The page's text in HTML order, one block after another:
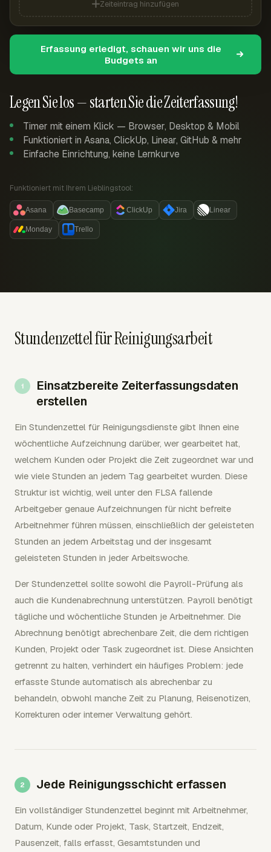
Legen Sie los — starten Sie die Zeiterfassung!
Timer mit einem Klick — Browser, Desktop & Mobil
Funktioniert in Asana, ClickUp, Linear, GitHub & mehr
Einfache Einrichtung, keine Lernkurve
Funktioniert mit Ihrem Lieblingstool:
Asana Basecamp ClickUp Jira Linear
Monday Trello
Zeiteintrag hinzufügen
Erfassung erledigt, schauen wir uns die
Budgets an
Stundenzettel für Reinigungsarbeit
Einsatzbereite Zeiterfassungsdaten
erstellen
Ein Stundenzettel für Reinigungsdienste gibt Ihnen eine
wöchentliche Aufzeichnung darüber, wer gearbeitet hat,
welchem Kunden oder Projekt die Zeit zugeordnet war und
wie viele Stunden an jedem Tag gearbeitet wurden. Diese
Struktur ist wichtig, weil unter den FLSA fallende
Arbeitgeber genaue Aufzeichnungen für nicht befreite
Arbeitnehmer führen müssen, einschließlich der geleisteten
Stunden an jedem Arbeitstag und der insgesamt
geleisteten Stunden in jeder Arbeitswoche.
Der Stundenzettel sollte sowohl die Payroll-Prüfung als
auch die Kundenabrechnung unterstützen. Payroll benötigt
tägliche und wöchentliche Stunden je Arbeitnehmer. Die
Abrechnung benötigt abrechenbare Zeit, die dem richtigen
Kunden, Projekt oder Task zugeordnet ist. Diese Ansichten
getrennt zu halten, verhindert ein häufiges Problem: jede
erfasste Stunde automatisch als abrechenbar zu
behandeln, obwohl manche Zeit zu Planung, Reisenotizen,
Korrekturen oder interner Verwaltung gehört.
Jede Reinigungsschicht erfassen
Ein vollständiger Stundenzettel beginnt mit Arbeitnehmer,
Datum, Kunde oder Projekt, Task, Startzeit, Endzeit,
Pausenzeit, falls erfasst, Gesamtstunden und